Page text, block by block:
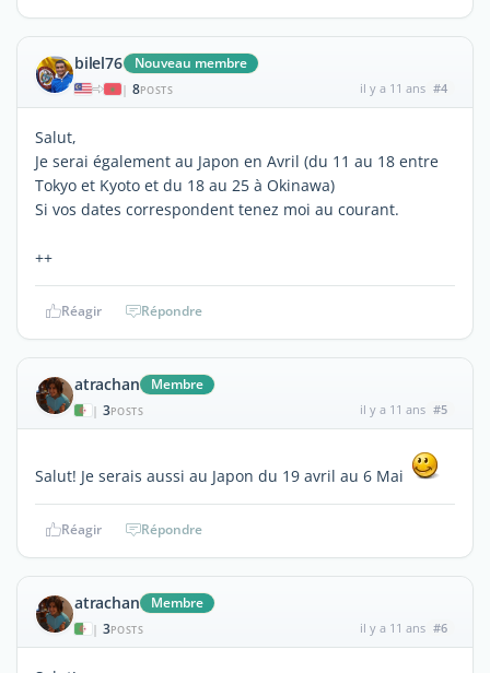
bilel76 Nouveau membre
| 8POSTS il y a 11 ans #4
Salut,
Je serai également au Japon en Avril (du 11 au 18 entre
Tokyo et Kyoto et du 18 au 25 à Okinawa)
Si vos dates correspondent tenez moi au courant.
++
Réagir Répondre
atrachan Membre
| 3POSTS il y a 11 ans #5
Salut! Je serais aussi au Japon du 19 avril au 6 Mai
Réagir Répondre
atrachan Membre
| 3POSTS il y a 11 ans #6